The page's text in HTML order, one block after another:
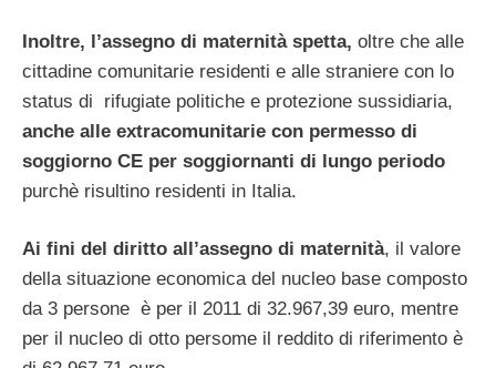
Inoltre, l’assegno di maternità spetta, oltre che alle
cittadine comunitarie residenti e alle straniere con lo
status di rifugiate politiche e protezione sussidiaria,
anche alle extracomunitarie con permesso di
soggiorno CE per soggiornanti di lungo periodo
purchè risultino residenti in Italia.
Ai fini del diritto all’assegno di maternità, il valore
della situazione economica del nucleo base composto
da 3 persone è per il 2011 di 32.967,39 euro, mentre
per il nucleo di otto persome il reddito di riferimento è